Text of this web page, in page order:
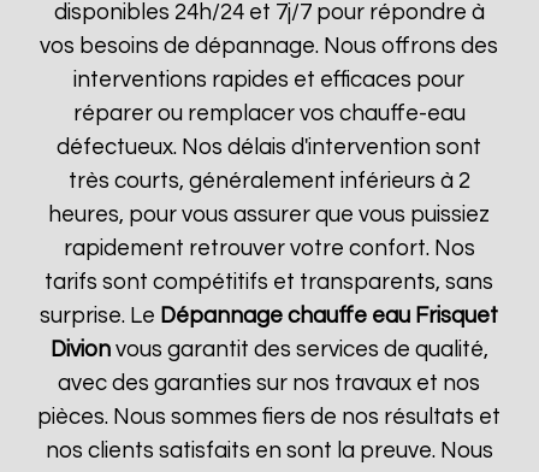
disponibles 24h/24 et 7j/7 pour répondre à
vos besoins de dépannage. Nous offrons des
interventions rapides et efficaces pour
réparer ou remplacer vos chauffe-eau
défectueux. Nos délais d'intervention sont
très courts, généralement inférieurs à 2
heures, pour vous assurer que vous puissiez
rapidement retrouver votre confort. Nos
tarifs sont compétitifs et transparents, sans
surprise. Le Dépannage chauffe eau Frisquet
Divionvous garantit des services de qualité,
avec des garanties sur nos travaux et nos
pièces. Nous sommes fiers de nos résultats et
nos clients satisfaits en sont la preuve. Nous